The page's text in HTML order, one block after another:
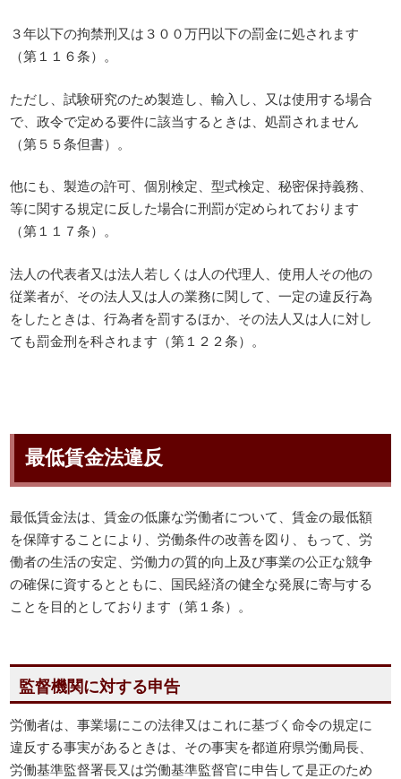
３年以下の拘禁刑又は３００万円以下の罰金に処されます
（第１１６条）。
ただし、試験研究のため製造し、輸入し、又は使用する場合
で、政令で定める要件に該当するときは、処罰されません
（第５５条但書）。
他にも、製造の許可、個別検定、型式検定、秘密保持義務、
等に関する規定に反した場合に刑罰が定められております
（第１１７条）。
法人の代表者又は法人若しくは人の代理人、使用人その他の
従業者が、その法人又は人の業務に関して、一定の違反行為
をしたときは、行為者を罰するほか、その法人又は人に対し
ても罰金刑を科されます（第１２２条）。
最低賃金法違反
最低賃金法は、賃金の低廉な労働者について、賃金の最低額
を保障することにより、労働条件の改善を図り、もって、労
働者の生活の安定、労働力の質的向上及び事業の公正な競争
の確保に資するとともに、国民経済の健全な発展に寄与する
ことを目的としております（第１条）。
監督機関に対する申告
労働者は、事業場にこの法律又はこれに基づく命令の規定に
違反する事実があるときは、その事実を都道府県労働局長、
労働基準監督署長又は労働基準監督官に申告して是正のため